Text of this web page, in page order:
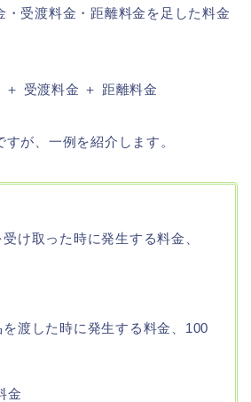
・受渡料金・距離料金を足した料金
受渡料金 ＋ 距離料金
が、一例を紹介します。
取った時に発生する料金、
した時に発生する料金、100
金